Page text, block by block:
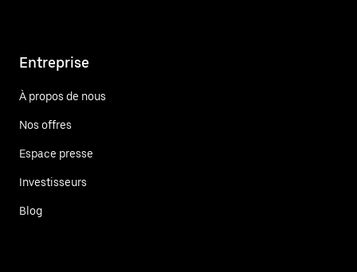
Entreprise
À propos de nous
Nos offres
Espace presse
Investisseurs
Blog